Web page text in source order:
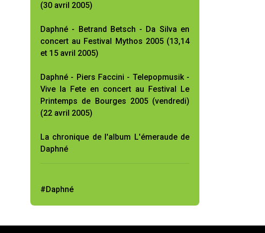
(30 avril 2005)
Daphné - Betrand Betsch - Da Silva en
concert au Festival Mythos 2005 (13,14
et 15 avril 2005)
Daphné - Piers Faccini - Telepopmusik -
Vive la Fete en concert au Festival Le
Printemps de Bourges 2005 (vendredi)
(22 avril 2005)
La chronique de l'album L'émeraude de
Daphné
#Daphné